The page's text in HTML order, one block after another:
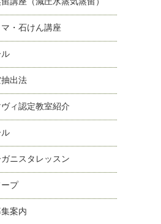
・石けん講座
出法
ィ認定教室紹介
ニスタレッスン
プ
案内